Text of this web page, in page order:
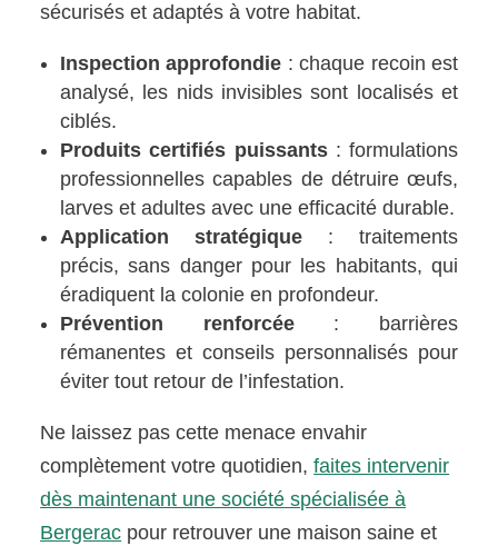
sécurisés et adaptés à votre habitat.
Inspection approfondie : chaque recoin est
analysé, les nids invisibles sont localisés et
ciblés.
Produits certifiés puissants: formulations
professionnelles capables de détruire œufs,
larves et adultes avec une efficacité durable.
Application stratégique : traitements
précis, sans danger pour les habitants, qui
éradiquent la colonie en profondeur.
Prévention renforcée: barrières
rémanentes et conseils personnalisés pour
éviter tout retour de l’infestation.
Ne laissez pas cette menace envahir
complètement votre quotidien,faites intervenir
dès maintenant une société spécialisée à
Bergerac pour retrouver une maison saine et